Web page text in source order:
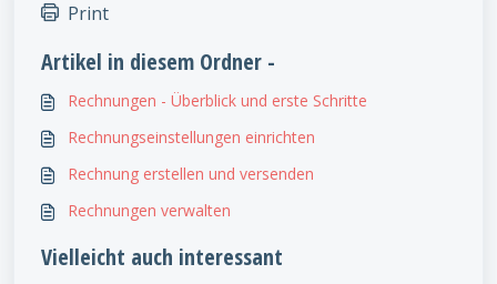
Print
Artikel in diesem Ordner -
Rechnungen - Überblick und erste Schritte
Rechnungseinstellungen einrichten
Rechnung erstellen und versenden
Rechnungen verwalten
Vielleicht auch interessant